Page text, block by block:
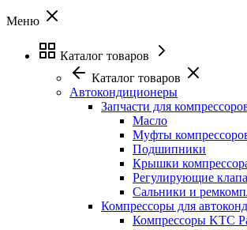
Меню
Каталог товаров
Каталог товаров
Автокондиционеры
Запчасти для
Масло
Муфты
Подшипники
Крышки
Регулирующие
Сальники и
Компрессоры для
Компрессоры KTC